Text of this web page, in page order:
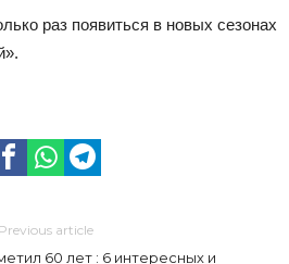
раз появиться в новых сезонах
Previous article
60 лет : 6 интересных и